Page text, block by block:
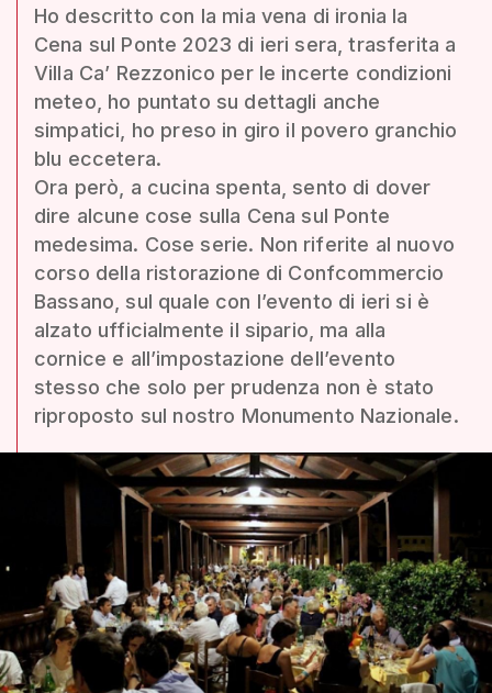
Ho descritto con la mia vena di ironia la
Cena sul Ponte 2023 di ieri sera, trasferita a
Villa Ca’ Rezzonico per le incerte condizioni
meteo, ho puntato su dettagli anche
simpatici, ho preso in giro il povero granchio
blu eccetera.
Ora però, a cucina spenta, sento di dover
dire alcune cose sulla Cena sul Ponte
medesima. Cose serie. Non riferite al nuovo
corso della ristorazione di Confcommercio
Bassano, sul quale con l’evento di ieri si è
alzato ufficialmente il sipario, ma alla
cornice e all’impostazione dell’evento
stesso che solo per prudenza non è stato
riproposto sul nostro Monumento Nazionale.